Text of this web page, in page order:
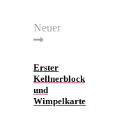
Neuer
Erster
Kellnerblock
und
Wimpelkarte